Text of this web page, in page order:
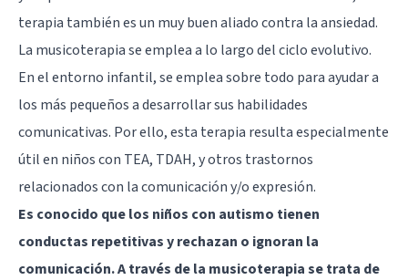
terapia también es un muy buen aliado contra la ansiedad.
La musicoterapia se emplea a lo largo del ciclo evolutivo.
En el entorno infantil, se emplea sobre todo para ayudar a
los más pequeños a desarrollar sus habilidades
comunicativas. Por ello, esta terapia resulta especialmente
útil en niños con TEA, TDAH, y otros trastornos
relacionados con la comunicación y/o expresión.
Es conocido que los niños con autismo tienen
conductas repetitivas y rechazan o ignoran la
comunicación. A través de la musicoterapia se trata de